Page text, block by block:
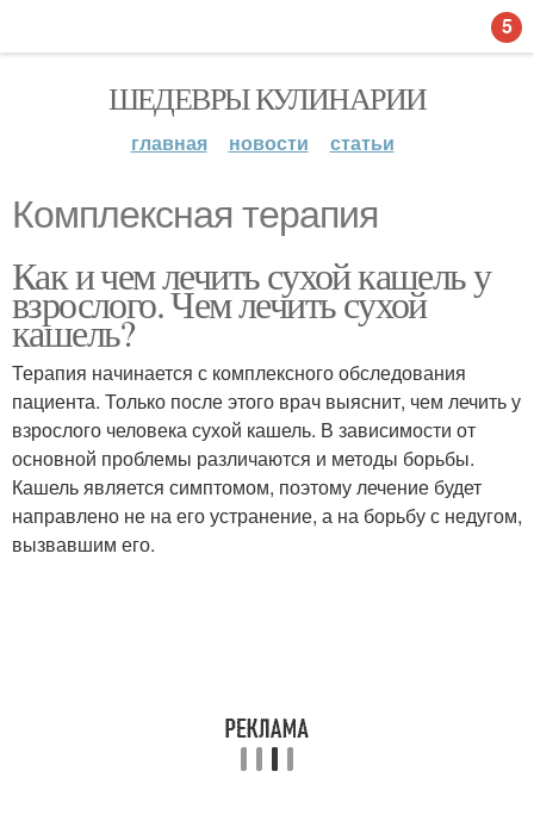
ШЕДЕВРЫ КУЛИНАРИИ
главная новости статьи
Комплексная терапия
Как и чем лечить сухой кашель у
взрослого. Чем лечить сухой
кашель?
Терапия начинается с комплексного обследования
пациента. Только после этого врач выяснит, чем лечить у
взрослого человека сухой кашель. В зависимости от
основной проблемы различаются и методы борьбы.
Кашель является симптомом, поэтому лечение будет
направлено не на его устранение, а на борьбу с недугом,
вызвавшим его.
5